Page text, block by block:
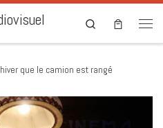
Search
que le camion est rangé